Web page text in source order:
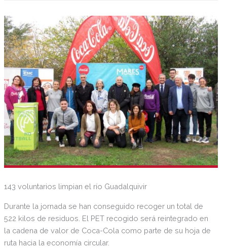
143 voluntarios limpian el río Guadalquivir
Durante la jornada se han conseguido recoger un total de
522 kilos de residuos. El PET recogido será reintegrado en
la cadena de valor de Coca-Cola como parte de su hoja de
ruta hacia la economía circular.